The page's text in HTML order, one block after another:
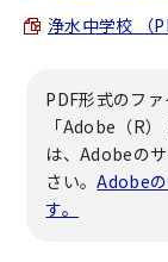
浄水中学校 （
PDF形式のフ
「Adobe（R
は、Adobeの
さい。Adobe
す。